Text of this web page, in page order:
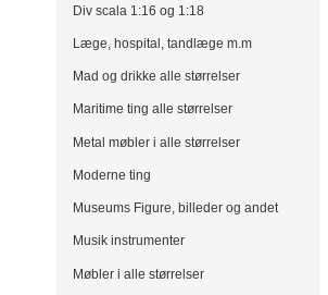
Div scala 1:16 og 1:18
Læge, hospital, tandlæge m.m
Mad og drikke alle størrelser
Maritime ting alle størrelser
Metal møbler i alle størrelser
Moderne ting
Museums Figure, billeder og andet
Musik instrumenter
Møbler i alle størrelser